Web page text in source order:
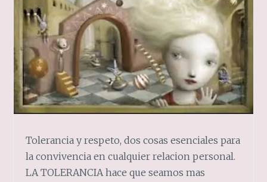
Tolerancia y respeto, dos cosas esenciales para
la convivencia en cualquier relacion personal.
LA TOLERANCIA hace que seamos mas